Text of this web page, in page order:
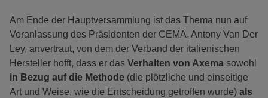
Am Ende der Hauptversammlung ist das Thema nun auf
Veranlassung des Präsidenten der CEMA, Antony Van Der
Ley, anvertraut, von dem der Verband der italienischen
Hersteller hofft, dass er das Verhalten von Axema sowohl
in Bezug auf die Methode (die plötzliche und einseitige
Art und Weise, wie die Entscheidung getroffen wurde) als